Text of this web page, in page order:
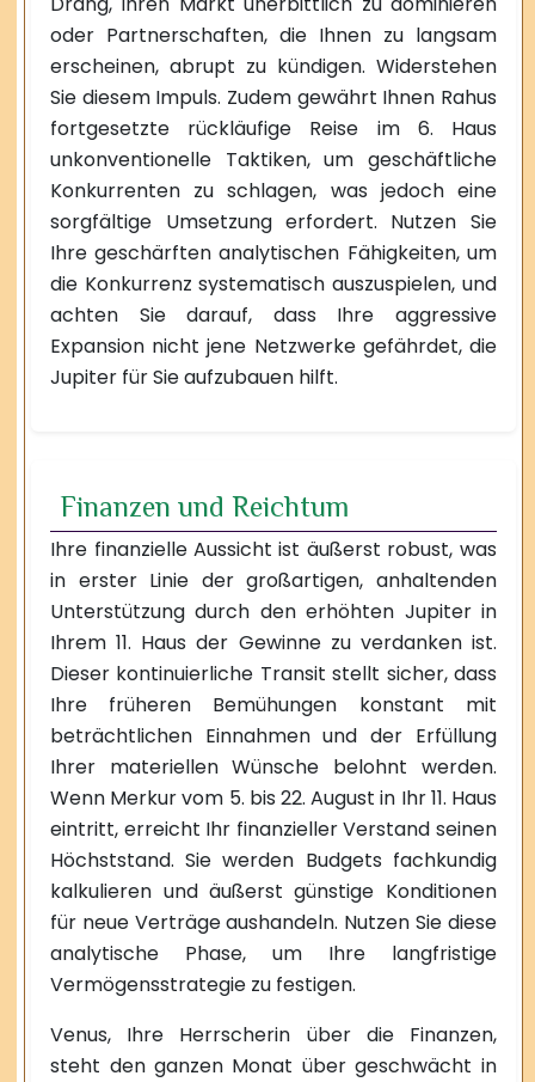
oder Partnerschaften, die Ihnen zu langsam
erscheinen, abrupt zu kündigen. Widerstehen
Sie diesem Impuls. Zudem gewährt Ihnen Rahus
fortgesetzte rückläufige Reise im 6. Haus
unkonventionelle Taktiken, um geschäftliche
Konkurrenten zu schlagen, was jedoch eine
sorgfältige Umsetzung erfordert. Nutzen Sie
Ihre geschärften analytischen Fähigkeiten, um
die Konkurrenz systematisch auszuspielen, und
achten Sie darauf, dass Ihre aggressive
Expansion nicht jene Netzwerke gefährdet, die
Jupiter für Sie aufzubauen hilft.
Finanzen und Reichtum
Ihre finanzielle Aussicht ist äußerst robust, was
in erster Linie der großartigen, anhaltenden
Unterstützung durch den erhöhten Jupiter in
Ihrem 11. Haus der Gewinne zu verdanken ist.
Dieser kontinuierliche Transit stellt sicher, dass
Ihre früheren Bemühungen konstant mit
beträchtlichen Einnahmen und der Erfüllung
Ihrer materiellen Wünsche belohnt werden.
Wenn Merkur vom 5. bis 22. August in Ihr 11. Haus
eintritt, erreicht Ihr finanzieller Verstand seinen
Höchststand. Sie werden Budgets fachkundig
kalkulieren und äußerst günstige Konditionen
für neue Verträge aushandeln. Nutzen Sie diese
analytische Phase, um Ihre langfristige
Vermögensstrategie zu festigen.
Venus, Ihre Herrscherin über die Finanzen,
steht den ganzen Monat über geschwächt in